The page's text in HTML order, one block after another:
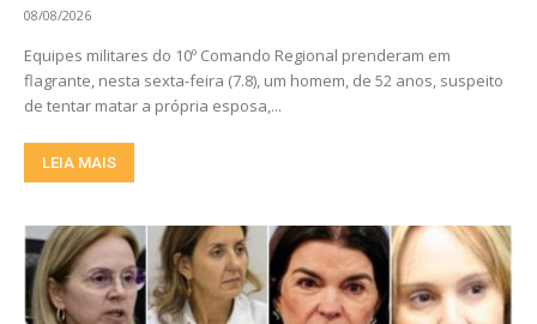
08/08/2026
Equipes militares do 10º Comando Regional prenderam em
flagrante, nesta sexta-feira (7.8), um homem, de 52 anos, suspeito
de tentar matar a própria esposa,...
LEIA MAIS